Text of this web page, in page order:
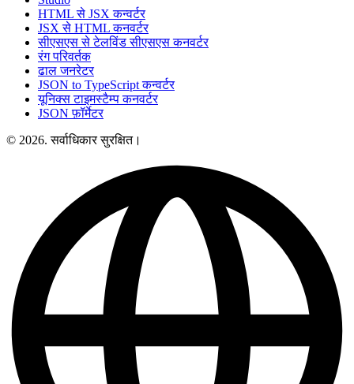
HTML से JSX कन्वर्टर
JSX से HTML कनवर्टर
सीएसएस से टेलविंड सीएसएस कनवर्टर
रंग परिवर्तक
ढाल जनरेटर
JSON to TypeScript कन्वर्टर
यूनिक्स टाइमस्टैम्प कनवर्टर
JSON फ़ॉर्मेटर
© 2026. सर्वाधिकार सुरक्षित।